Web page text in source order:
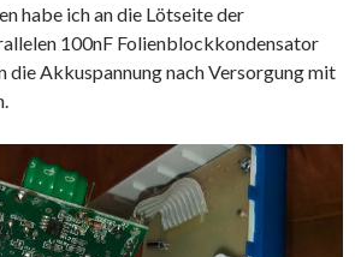
habe ich an die Lötseite der
100nF Folienblockkondensator
die Akkuspannung nach Versorgung mit